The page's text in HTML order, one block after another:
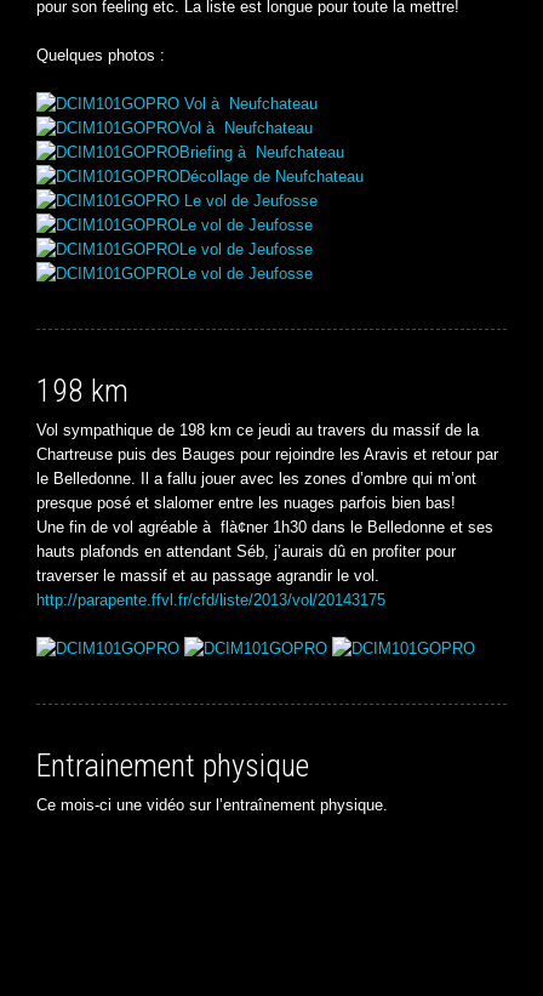
pour son feeling etc. La liste est longue pour toute la mettre!
Quelques photos :
Vol à Neufchateau
Vol à Neufchateau
Briefing à Neufchateau
Décollage de Neufchateau
Le vol de Jeufosse
Le vol de Jeufosse
Le vol de Jeufosse
Le vol de Jeufosse
198 km
Vol sympathique de 198 km ce jeudi au travers du massif de la
Chartreuse puis des Bauges pour rejoindre les Aravis et retour par
le Belledonne. Il a fallu jouer avec les zones d’ombre qui m’ont
presque posé et slalomer entre les nuages parfois bien bas!
Une fin de vol agréable à flà¢ner 1h30 dans le Belledonne et ses
hauts plafonds en attendant Séb, j’aurais dû en profiter pour
traverser le massif et au passage agrandir le vol.
http://parapente.ffvl.fr/cfd/liste/2013/vol/20143175
Entrainement physique
Ce mois-ci une vidéo sur l’entraînement physique.